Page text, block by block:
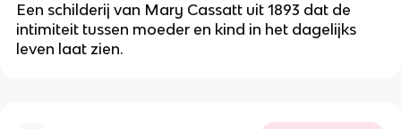
Een schilderij van Mary Cassatt uit 1893 dat de
intimiteit tussen moeder en kind in het dagelijks
leven laat zien.